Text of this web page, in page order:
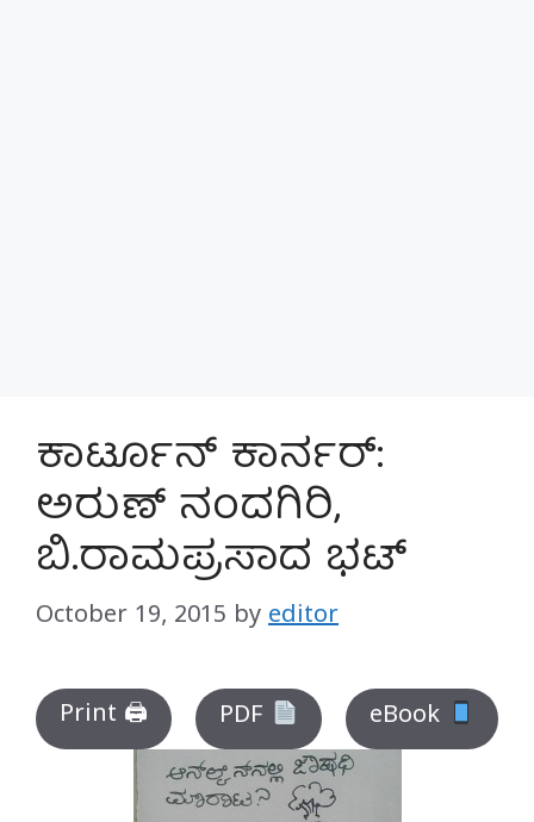
ಕಾರ್ಟೂನ್ ಕಾರ್ನರ್:
ಅರುಣ್ ನಂದಗಿರಿ,
ಬಿ.ರಾಮಪ್ರಸಾದ ಭಟ್
October 19, 2015 by editor
Print 🖨 PDF eBook